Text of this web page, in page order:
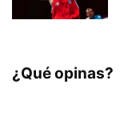
¿Qué opinas?